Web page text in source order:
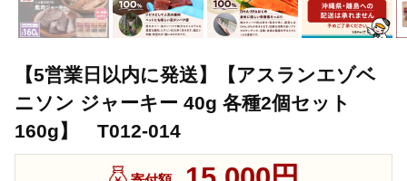
【5営業日以内に発送】【アスランエゾベ
ニソン ジャーキー 40g 各種2個セット
160g】 T012-014